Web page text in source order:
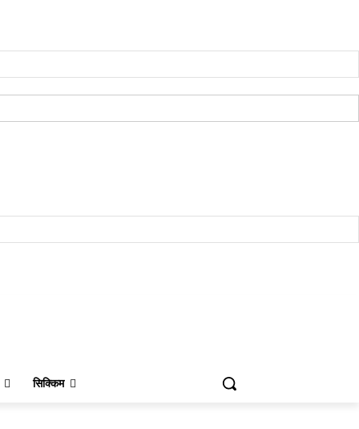
सिक्किम